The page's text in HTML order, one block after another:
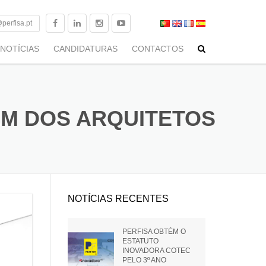
AÇO LACADO
BANDAS
REVESTIMENTOS
EMPRESA
NOTÍCIAS CANDIDATURAS CONTACTOS
DOS ARQUITETOS
NOTÍCIAS RECENTES
PERFISA OBTÉM O
ESTATUTO
INOVADORA COTEC
PELO 3º ANO